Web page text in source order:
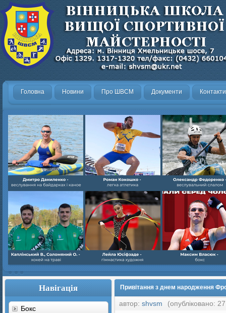
Головна Новини Про ШВСМ Документи Контакти
Навігація
Бокс
Привітання з днем народження
автор: shvsm (опубліковано: